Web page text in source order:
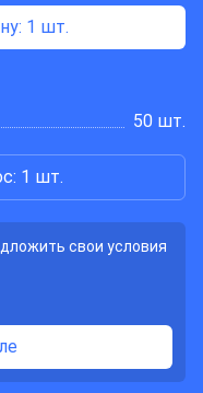
: 1 шт.
50 шт.
1 шт.
свои условия